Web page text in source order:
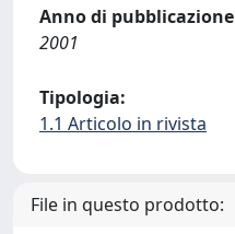
Anno di pubblicazione
2001
Tipologia:
1.1 Articolo in rivista
File in questo prodotto: